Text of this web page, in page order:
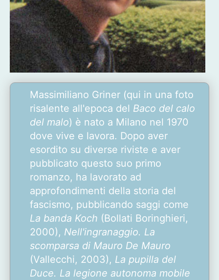
Massimiliano Griner (qui in una foto
risalente all'epoca del Baco del calo
del malo) è nato a Milano nel 1970
dove vive e lavora. Dopo aver
esordito su diverse riviste e aver
pubblicato questo suo primo
romanzo, ha lavorato ad
approfondimenti della storia del
fascismo, pubblicando saggi come
La banda Koch (Bollati Boringhieri,
2000), Nell'ingranaggio. La
scomparsa di Mauro De Mauro
(Vallecchi, 2003), La pupilla del
Duce. La legione autonoma mobile